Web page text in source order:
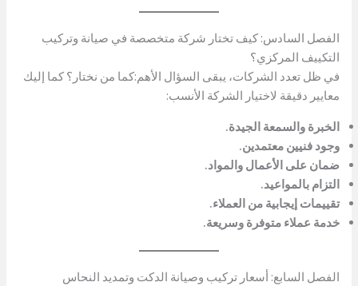
الفصل السادس: كيف تختار شركة متخصصة في صيانة وتركيب
التكييف المركزي؟
في ظل تعدد الشركات، يبقى السؤال الأهم:كما من نختار؟ كما إليك
معايير دقيقة لاختيار الشركة الأنسب:
الخبرة والسمعة الجيدة.
وجود فنيين معتمدين.
ضمان على الأعمال والمواد.
التزام بالمواعيد.
تقييمات إيجابية من العملاء.
خدمة عملاء متوفرة وسريعة.
الفصل السابع: أسعار تركيب وصيانة الدكت وتمديد النحاس